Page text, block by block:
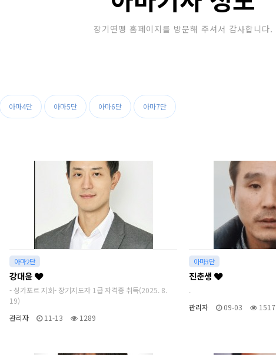
장기연맹 홈페이지를 방문해 주셔서 감사합니다.
아마4단 아마5단 아마6단 아마7단
아마2단
강대윤
- 싱가포르 지회- 장기지도자 1급 자격증 취득(2025. 8.
19)
관리자
11-13 1289
아마3단
진춘생
.
관리자
09-03 1517